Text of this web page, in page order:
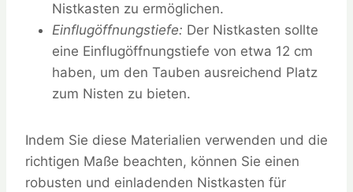
Nistkasten zu ermöglichen.
Einflugöffnungstiefe: Der Nistkasten sollte
eine Einflugöffnungstiefe von etwa 12 cm
haben, um den Tauben ausreichend Platz
zum Nisten zu bieten.
Indem Sie diese Materialien verwenden und die
richtigen Maße beachten, können Sie einen
robusten und einladenden Nistkasten für